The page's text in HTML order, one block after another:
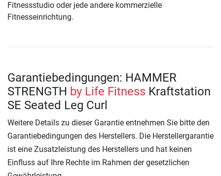
Fitnessstudio oder jede andere kommerzielle
Fitnesseinrichtung.
Garantiebedingungen: HAMMER
STRENGTH by Life Fitness Kraftstation
SE Seated Leg Curl
Weitere Details zu dieser Garantie entnehmen Sie bitte den
Garantiebedingungen des Herstellers. Die Herstellergarantie
ist eine Zusatzleistung des Herstellers und hat keinen
Einfluss auf Ihre Rechte im Rahmen der gesetzlichen